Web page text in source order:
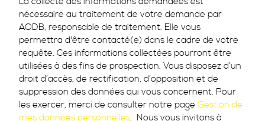
nécessaire au traitement de votre demande par
AODB, responsable de traitement. Elle vous
permettra d'être contacté(e) dans le cadre de votre
requête. Ces informations collectées pourront être
utilisées à des fins de prospection. Vous disposez d’un
droit d’accès, de rectification, d’opposition et de
suppression des données qui vous concernent. Pour
les exercer, merci de consulter notre page Gestion de
mes données personnelles. Nous vous invitons à